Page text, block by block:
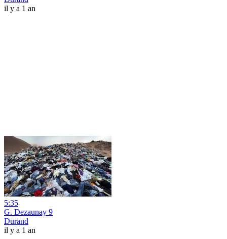
il y a 1 an
5:35
G. Dezaunay 9
Durand
il y a 1 an